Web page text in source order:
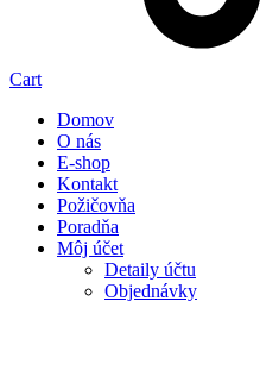
Cart
Domov
O nás
E-shop
Kontakt
Požičovňa
Poradňa
Môj účet
Detaily účtu
Objednávky